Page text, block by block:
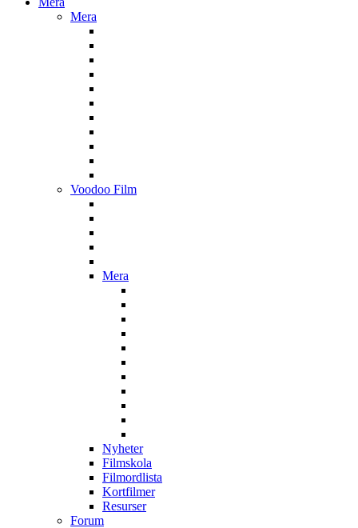
Mera
Voodoo Film
Mera
Nyheter
Filmskola
Filmordlista
Kortfilmer
Resurser
Forum